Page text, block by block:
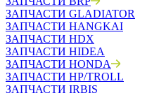
ЗАПЧАСТИ GLADIATOR
ЗАПЧАСТИ HANGKAI
ЗАПЧАСТИ HDX
ЗАПЧАСТИ HIDEA
ЗАПЧАСТИ HONDA
ЗАПЧАСТИ HP/TROLL
ЗАПЧАСТИ IRBIS